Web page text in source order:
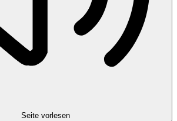
Seite vorlesen